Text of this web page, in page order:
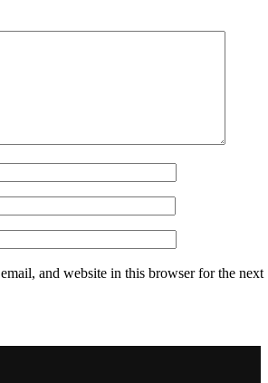
and website in this browser for the next